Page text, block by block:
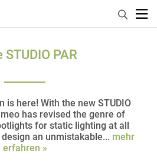
STUDIO PAR
is here! With the new STUDIO
has revised the genre of
for static lighting at all
an unmistakable... mehr
erfahren »